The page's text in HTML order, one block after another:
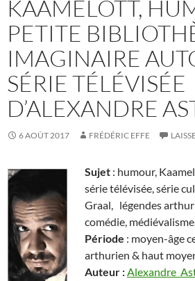
KAAMELOTT,
PETITE
IMAGINAIRE
SÉRIE TÉLÉVISÉE
D’ALEXANDRE
6 AOÛT 2017 FRÉDÉRIC EFFE
Sujet : humour,
série télévisée, série
Graal, légendes
comédie,
Période : moyen-âge
arthurien & haut
Auteur :Alexandre